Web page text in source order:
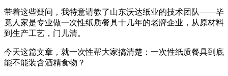
带着这些疑问，我特意请教了山东沃达纸业的技术团队——毕
竟人家是专业做一次性纸质餐具十几年的老牌企业，从原材料
到生产工艺，门儿清。
今天这篇文章，就一次性帮大家搞清楚： 一次性纸质餐具到底
能不能装含酒精食物？